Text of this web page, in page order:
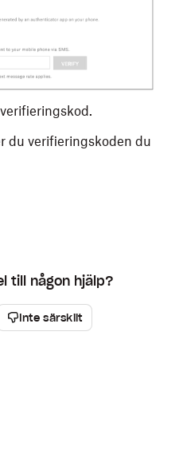
du verifieringskoden du
till någon hjälp?
Inte särskilt